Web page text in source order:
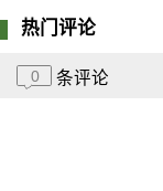
热门评论
0 条评论